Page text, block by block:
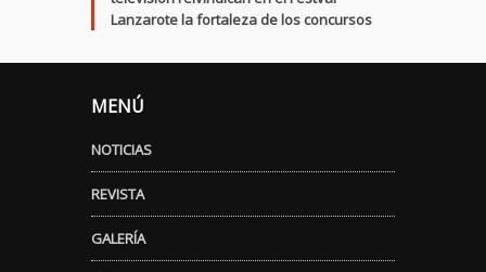
Lanzarote la fortaleza de los concursos
MENÚ
NOTICIAS
REVISTA
GALERÍA